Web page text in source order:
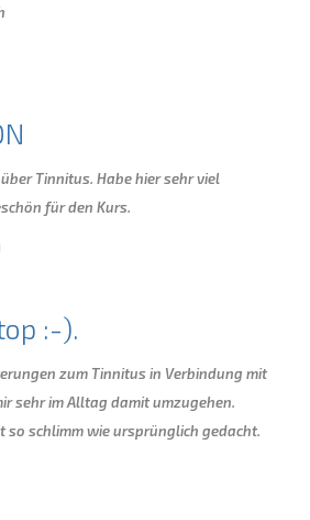
Tinnitus. Habe hier sehr viel
für den Kurs.
:-).
zum Tinnitus in Verbindung mit
sehr im Alltag damit umzugehen.
so schlimm wie ursprünglich gedacht.